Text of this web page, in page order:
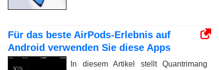
Für das beste AirPods-Erlebnis auf
Android verwenden Sie diese Apps
In diesem Artikel stellt Quantrimang